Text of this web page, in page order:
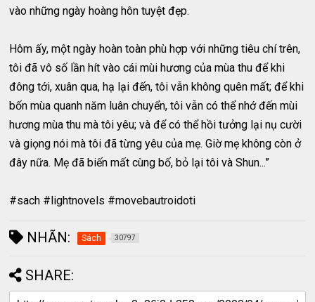
vào những ngày hoàng hôn tuyệt đẹp.
Hôm ấy, một ngày hoàn toàn phù hợp với những tiêu chí trên,
tôi đã vô số lần hít vào cái mùi hương của mùa thu để khi
đông tới, xuân qua, hạ lại đến, tôi vẫn không quên mất; để khi
bốn mùa quanh năm luân chuyển, tôi vẫn có thể nhớ đến mùi
hương mùa thu mà tôi yêu; và để có thể hồi tưởng lại nụ cười
và giọng nói mà tôi đã từng yêu của mẹ. Giờ mẹ không còn ở
đây nữa. Mẹ đã biến mất cùng bố, bỏ lại tôi và Shun...”
#sach #lightnovels #movebautroidoti
NHÃN: Sách 30797
SHARE: